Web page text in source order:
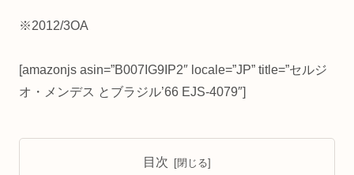
※2012/3OA
[amazonjs asin=”B007IG9IP2″ locale=”JP” title=”セルジ
オ・メンデス とブラジル’66 EJS-4079″]
目次